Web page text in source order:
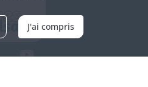
J'ai compris